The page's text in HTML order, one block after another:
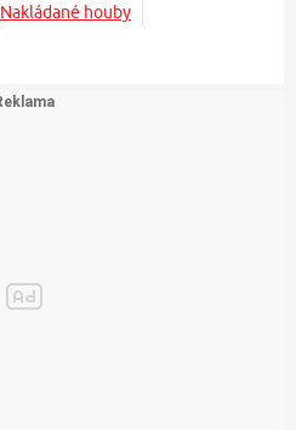
Nakládané houby